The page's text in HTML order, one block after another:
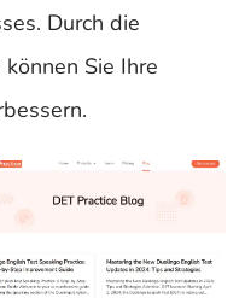
Durch die
Sie Ihre